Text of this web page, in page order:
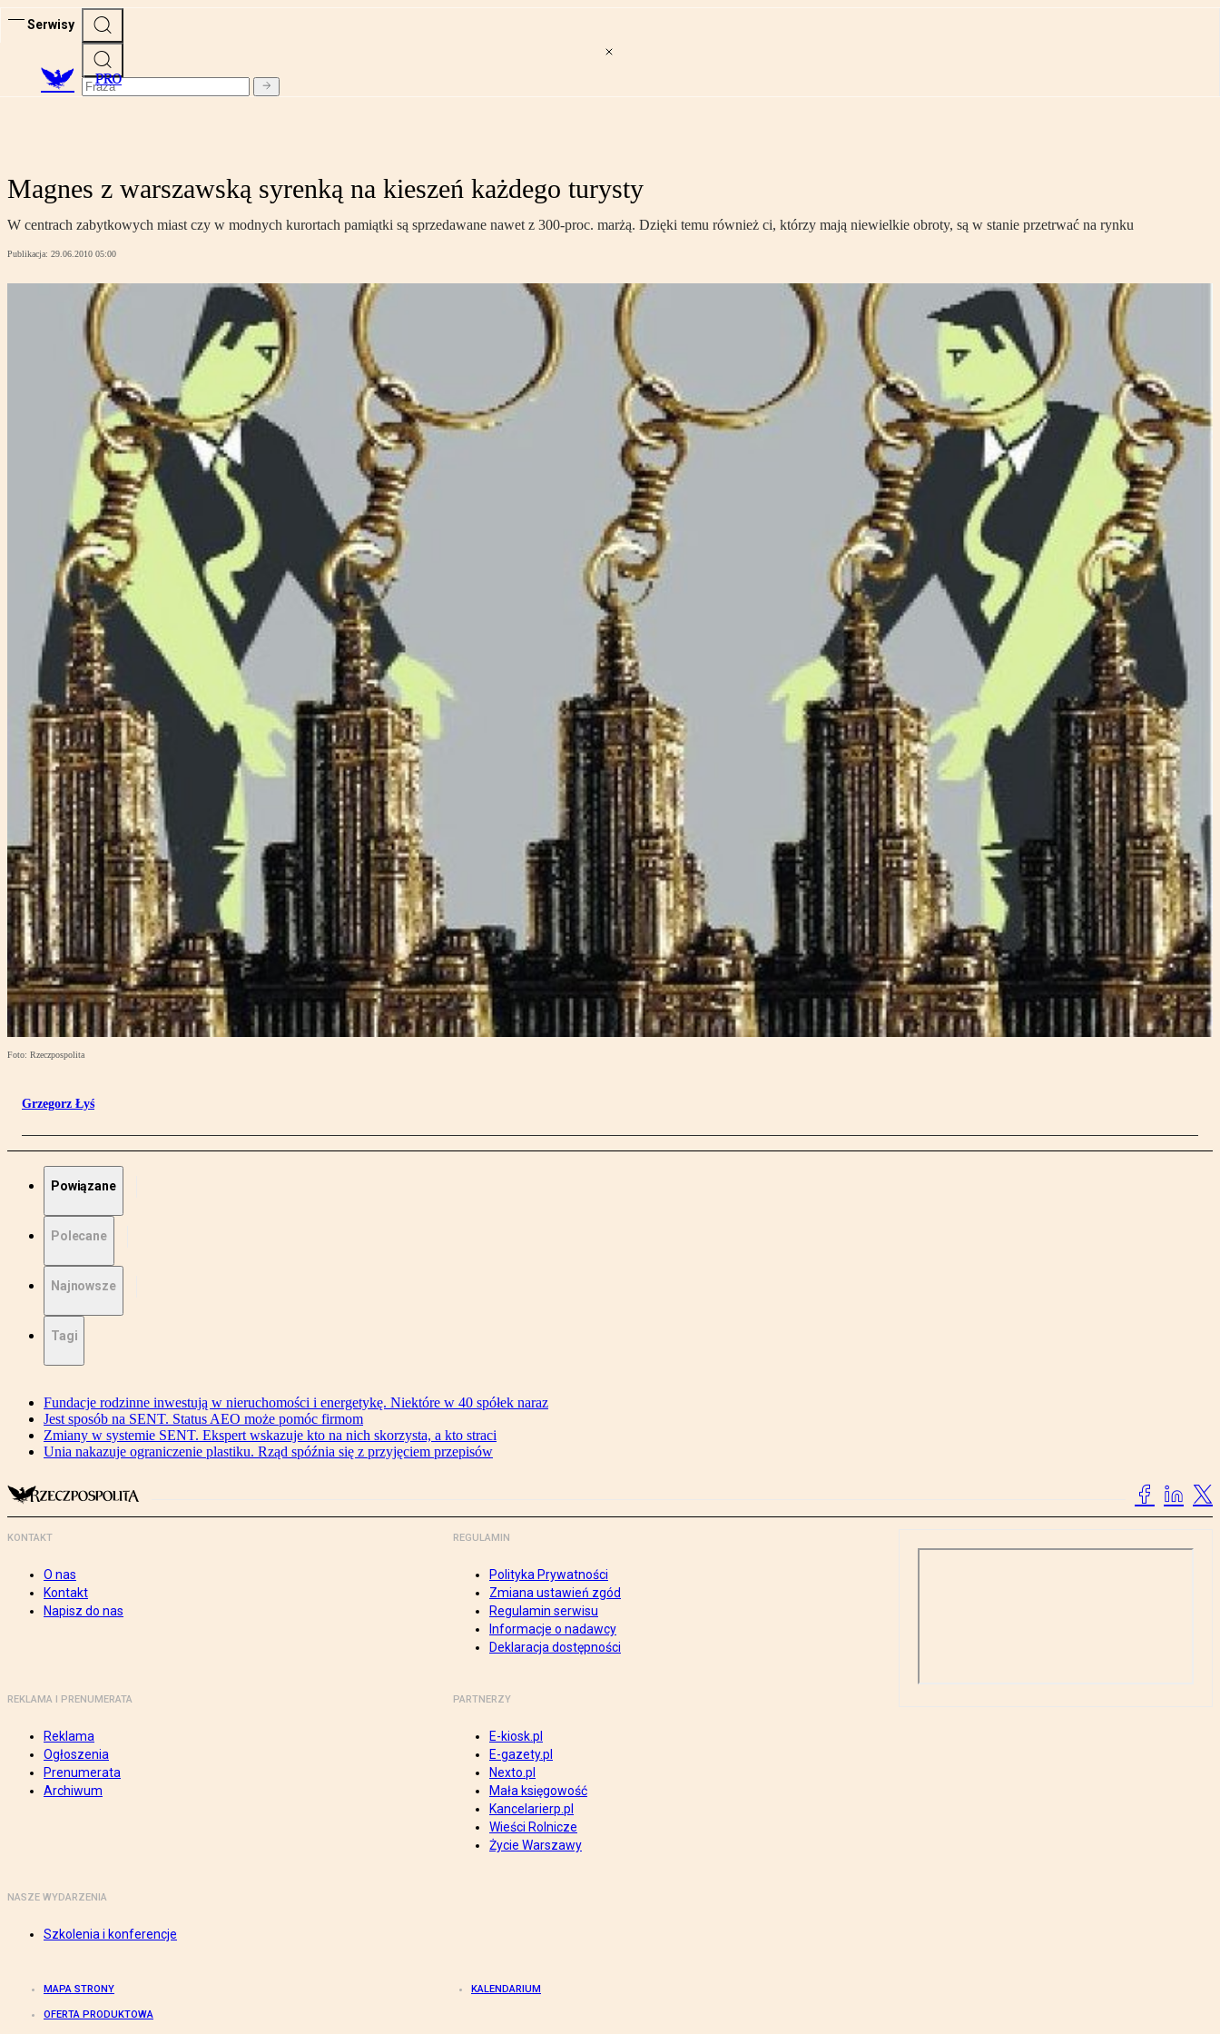
Serwisy
PRO
Magnes z warszawską syrenką na kieszeń każdego turysty
W centrach zabytkowych miast czy w modnych kurortach pamiątki są sprzedawane nawet z 300-proc. marżą. Dzięki temu również ci, którzy mają niewielkie obroty, są w stanie przetrwać na rynku
Publikacja: 29.06.2010 05:00
Foto: Rzeczpospolita
Grzegorz Łyś
Powiązane
Polecane
Najnowsze
Tagi
Fundacje rodzinne inwestują w nieruchomości i energetykę. Niektóre w 40 spółek naraz
Jest sposób na SENT. Status AEO może pomóc firmom
Zmiany w systemie SENT. Ekspert wskazuje kto na nich skorzysta, a kto straci
Unia nakazuje ograniczenie plastiku. Rząd spóźnia się z przyjęciem przepisów
KONTAKT
O nas
Kontakt
Napisz do nas
REGULAMIN
Polityka Prywatności
Zmiana ustawień zgód
Regulamin serwisu
Informacje o nadawcy
Deklaracja dostępności
REKLAMA I PRENUMERATA
Reklama
Ogłoszenia
Prenumerata
Archiwum
PARTNERZY
E-kiosk.pl
E-gazety.pl
Nexto.pl
Mała księgowość
Kancelarierp.pl
Wieści Rolnicze
Życie Warszawy
NASZE WYDARZENIA
Szkolenia i konferencje
MAPA STRONY KALENDARIUM
OFERTA PRODUKTOWA